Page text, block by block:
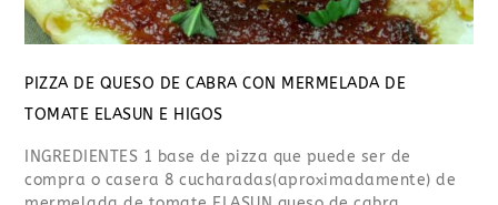
PIZZA DE QUESO DE CABRA CON MERMELADA DE
TOMATE ELASUN E HIGOS
INGREDIENTES 1 base de pizza que puede ser de
compra o casera 8 cucharadas(aproximadamente) de